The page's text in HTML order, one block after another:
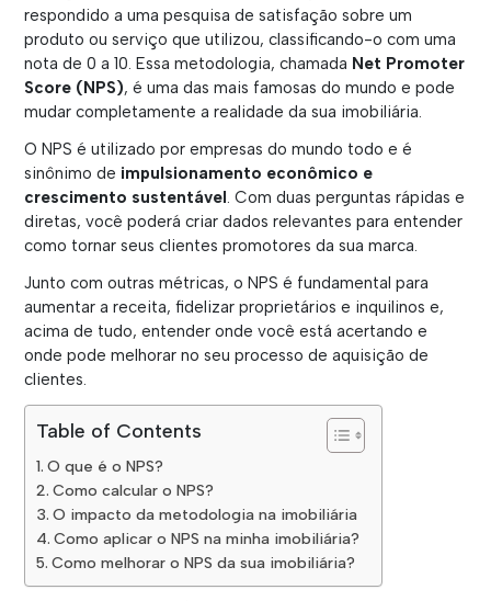
respondido a uma pesquisa de satisfação sobre um
produto ou serviço que utilizou, classificando-o com uma
nota de 0 a 10. Essa metodologia, chamada Net Promoter
Score (NPS), é uma das mais famosas do mundo e pode
mudar completamente a realidade da sua imobiliária.
O NPS é utilizado por empresas do mundo todo e é
sinônimo de impulsionamento econômico e
crescimento sustentável . Com duas perguntas rápidas e
diretas, você poderá criar dados relevantes para entender
como tornar seus clientes promotores da sua marca.
Junto com outras métricas, o NPS é fundamental para
aumentar a receita, fidelizar proprietários e inquilinos e,
acima de tudo, entender onde você está acertando e
onde pode melhorar no seu processo de aquisição de
clientes.
Table of Contents
O que é o NPS?
Como calcular o NPS?
O impacto da metodologia na imobiliária
Como aplicar o NPS na minha imobiliária?
Como melhorar o NPS da sua imobiliária?